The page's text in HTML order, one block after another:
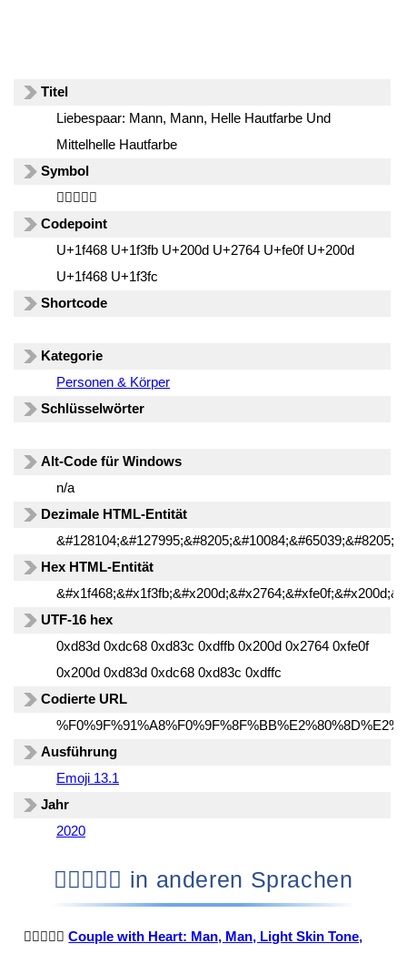
Titel
Liebespaar: Mann, Mann, Helle Hautfarbe Und
Mittelhelle Hautfarbe
Symbol
👨🏻‍❤️‍👨🏼
Codepoint
U+1f468 U+1f3fb U+200d U+2764 U+fe0f U+200d
U+1f468 U+1f3fc
Shortcode
Kategorie
Personen & Körper
Schlüsselwörter
Alt-Code für Windows
n/a
Dezimale HTML-Entität
Hex HTML-Entität
UTF-16 hex
0xd83d 0xdc68 0xd83c 0xdffb 0x200d 0x2764 0xfe0f
0x200d 0xd83d 0xdc68 0xd83c 0xdffc
Codierte URL
Ausführung
Emoji 13.1
Jahr
2020
👨🏻‍❤️‍👨🏼 in anderen Sprachen
👨🏻‍❤️‍👨🏼 Couple with Heart: Man, Man, Light Skin Tone,